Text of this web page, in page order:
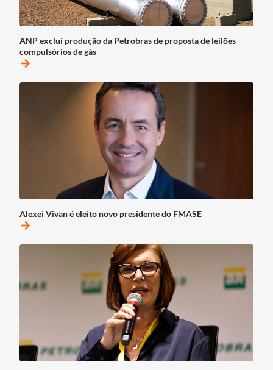
ANP exclui produção da Petrobras de proposta de leilões
compulsórios de gás
arrow_forward
Alexei Vivan é eleito novo presidente do FMASE
arrow_forward